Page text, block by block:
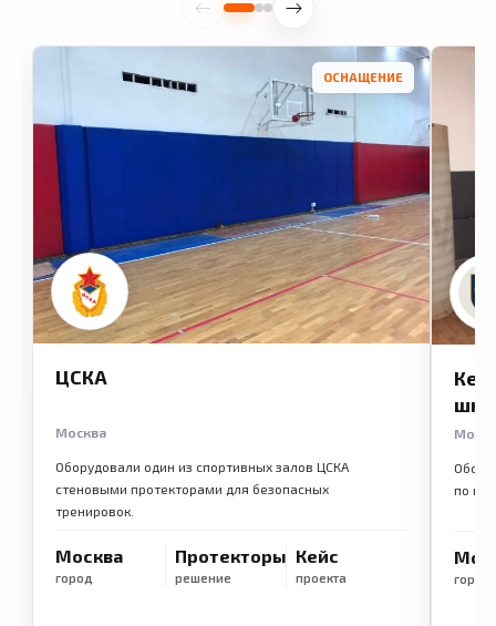
ОСНАЩЕНИЕ
ЦСКА
Москва
Оборудовали один из спортивных залов ЦСКА
стеновыми протекторами для безопасных
тренировок.
Москва
город
Протекторы
решение
Кейс
проекта
по
город